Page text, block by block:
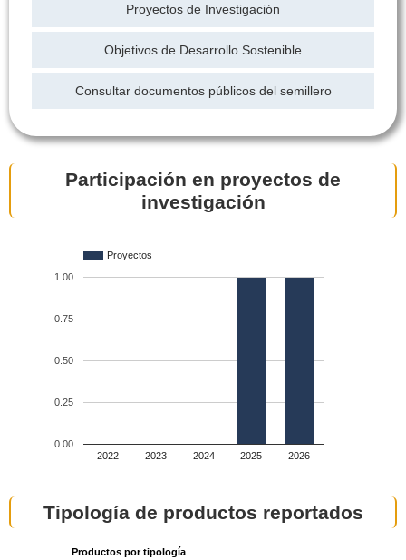
Proyectos de Investigación
Objetivos de Desarrollo Sostenible
Consultar documentos públicos del semillero
Participación en proyectos de
investigación
Proyectos
2022 2023 2024 2025 2026
0.00
0.25
0.50
0.75
1.00
Tipología de productos reportados
Productos por tipología